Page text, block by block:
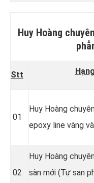
Huy Hoàng
Stt
01
Huy Hoàng
epoxy line vàng
02
Huy Hoàng
sàn mới (Tự san